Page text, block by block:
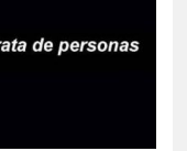
de julio día para
víctimas. La